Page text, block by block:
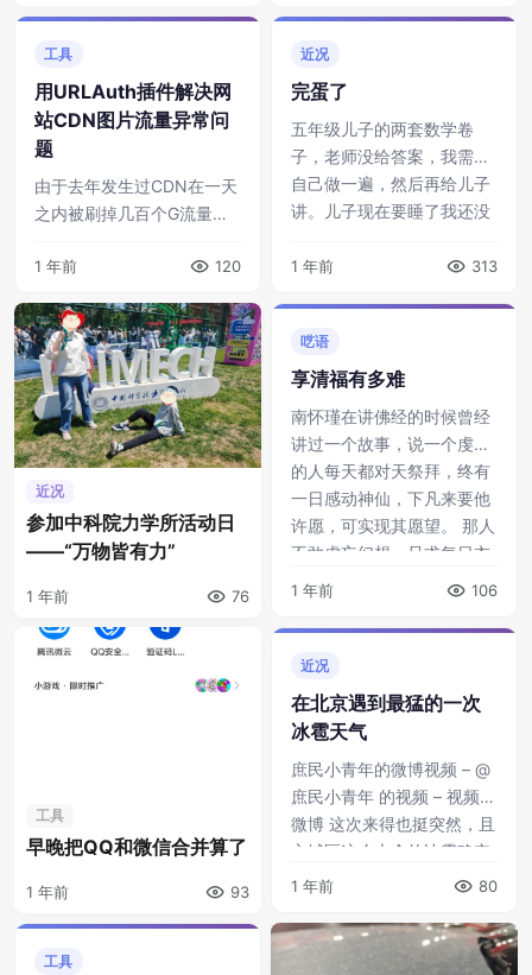
工具
用URLAuth插件解决网
站CDN图片流量异常问
题
由于去年发生过CDN在一天
之内被刷掉几百个G流量的
IP、设置CDN防盗链、设置
的措施，暂时控制住了流量
（并没有 ...
1 年前 120
近况
完蛋了
五年级儿子的两套数学卷
子，老师没给答案，我需要
自己做一遍，然后再给儿子
讲。儿子现在要睡了我还没
1 年前 313
近况
参加中科院力学所活动日
——“万物皆有力”
1 年前 76
呓语
享清福有多难
南怀瑾在讲佛经的时候曾经
讲过一个故事，说一个虔诚
的人每天都对天祭拜，终有
一日感动神仙，下凡来要他
许愿，可实现其愿望。 那人
不敢虚妄幻想，只求每日衣
食无忧，身体健 ...
1 年前 106
工具
早晚把QQ和微信合并算了
1 年前 93
近况
在北京遇到最猛的一次
冰雹天气
庶民小青年的微博视频 – @
庶民小青年 的视频 – 视频 –
微博 这次来得也挺突然，且
主城区这么大个的冰雹确实
不常见。 住 ...
1 年前 80
工具